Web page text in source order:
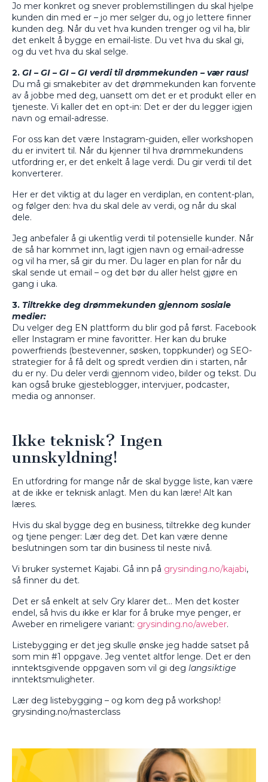
Jo mer konkret og snever problemstillingen du skal hjelpe
kunden din med er – jo mer selger du, og jo lettere finner
kunden deg. Når du vet hva kunden trenger og vil ha, blir
det enkelt å bygge en email-liste. Du vet hva du skal gi,
og du vet hva du skal selge.
2. GI – GI – GI – GI verdi til drømmekunden – vær raus!
Du må gi smakebiter av det drømmekunden kan forvente
av å jobbe med deg, uansett om det er et produkt eller en
tjeneste. Vi kaller det en opt-in: Det er der du legger igjen
navn og email-adresse.
For oss kan det være Instagram-guiden, eller workshopen
du er invitert til. Når du kjenner til hva drømmekundens
utfordring er, er det enkelt å lage verdi. Du gir verdi til det
konverterer.
Her er det viktig at du lager en verdiplan, en content-plan,
og følger den: hva du skal dele av verdi, og når du skal
dele.
Jeg anbefaler å gi ukentlig verdi til potensielle kunder. Når
de så har kommet inn, lagt igjen navn og email-adresse
og vil ha mer, så gir du mer. Du lager en plan for når du
skal sende ut email – og det bør du aller helst gjøre en
gang i uka.
3. Tiltrekke deg drømmekunden gjennom sosiale
medier:
Du velger deg EN plattform du blir god på først. Facebook
eller Instagram er mine favoritter. Her kan du bruke
powerfriends (bestevenner, søsken, toppkunder) og SEO-
strategier for å få delt og spredt verdien din i starten, når
du er ny. Du deler verdi gjennom video, bilder og tekst. Du
kan også bruke gjesteblogger, intervjuer, podcaster,
media og annonser.
Ikke teknisk? Ingen
unnskyldning!
En utfordring for mange når de skal bygge liste, kan være
at de ikke er teknisk anlagt. Men du kan lære! Alt kan
læres.
Hvis du skal bygge deg en business, tiltrekke deg kunder
og tjene penger: Lær deg det. Det kan være denne
beslutningen som tar din business til neste nivå.
Vi bruker systemet Kajabi. Gå inn på grysinding.no/kajabi,
så finner du det.
Det er så enkelt at selv Gry klarer det… Men det koster
endel, så hvis du ikke er klar for å bruke mye penger, er
Aweber en rimeligere variant: grysinding.no/aweber.
Listebygging er det jeg skulle ønske jeg hadde satset på
som min #1 oppgave. Jeg ventet altfor lenge. Det er den
inntektsgivende oppgaven som vil gi deg langsiktige
inntektsmuligheter.
Lær deg listebygging – og kom deg på workshop!
grysinding.no/masterclass